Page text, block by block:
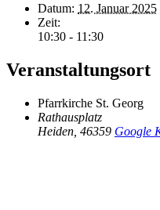
Datum: 12. Januar 2025
Zeit:
10:30 - 11:30
Veranstaltungsort
Pfarrkirche St. Georg
Rathausplatz
Heiden 46359 Google